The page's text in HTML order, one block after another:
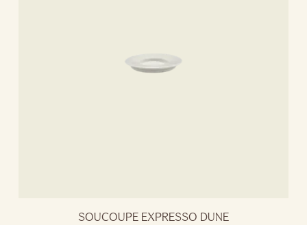
SOUCOUPE EXPRESSO DUNE